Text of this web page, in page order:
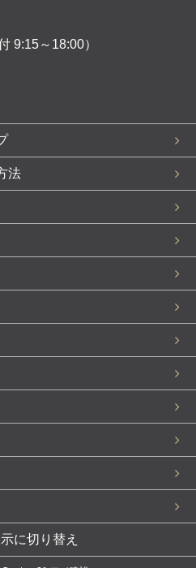
9:15～18:00）
法
に切り替え